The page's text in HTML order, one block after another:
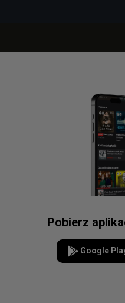
Pobierz
Google